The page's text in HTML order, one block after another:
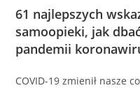
61 najlepszych
samoopieki, jak
pandemii
COVID-19 zmienił nasze